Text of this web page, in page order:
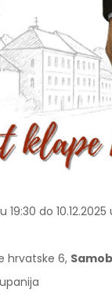
19:30 do 10.12.2025
hrvatske 6,